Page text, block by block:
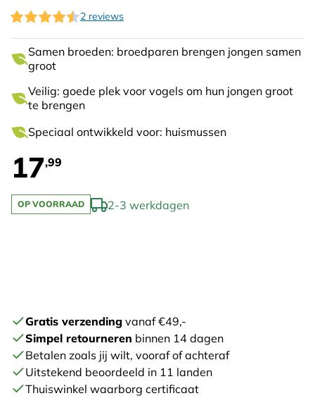
2 reviews
Samen broeden: broedparen brengen jongen samen
groot
Veilig: goede plek voor vogels om hun jongen groot
te brengen
Speciaal ontwikkeld voor: huismussen
17,99
OP VOORRAAD 2-3 werkdagen
Gratis verzending vanaf €49,-
Simpel retourneren binnen 14 dagen
Betalen zoals jij wilt, vooraf of achteraf
Uitstekend beoordeeld in 11 landen
Thuiswinkel waarborg certificaat